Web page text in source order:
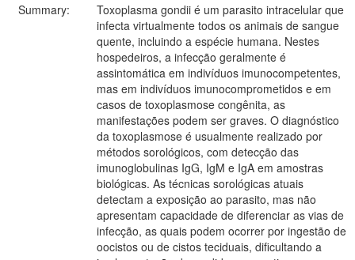
Summary:
Toxoplasma gondii é um parasito intracelular que
infecta virtualmente todos os animais de sangue
quente, incluindo a espécie humana. Nestes
hospedeiros, a infecção geralmente é
assintomática em indivíduos imunocompetentes,
mas em indivíduos imunocomprometidos e em
casos de toxoplasmose congênita, as
manifestações podem ser graves. O diagnóstico
da toxoplasmose é usualmente realizado por
métodos sorológicos, com detecção das
imunoglobulinas IgG, IgM e IgA em amostras
biológicas. As técnicas sorológicas atuais
detectam a exposição ao parasito, mas não
apresentam capacidade de diferenciar as vias de
infecção, as quais podem ocorrer por ingestão de
oocistos ou de cistos teciduais, dificultando a